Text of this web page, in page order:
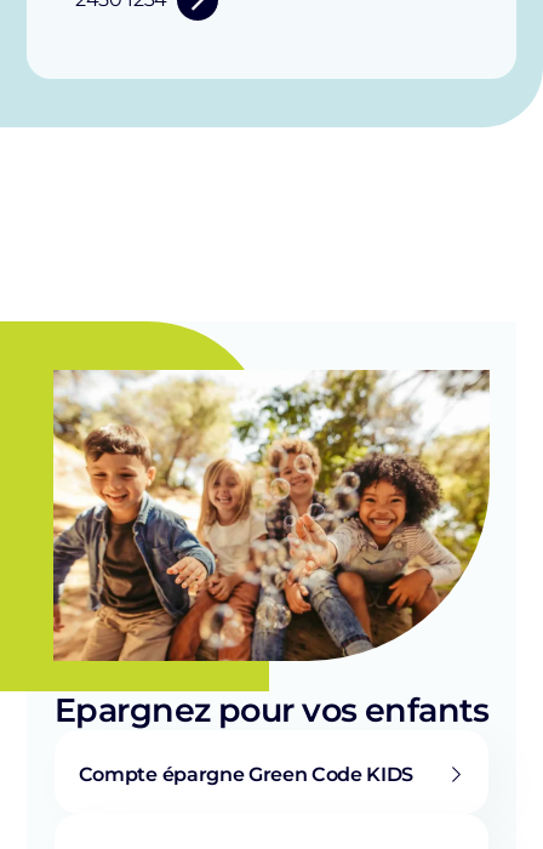
Epargnez pour vos enfants
Compte épargne Green Code KIDS